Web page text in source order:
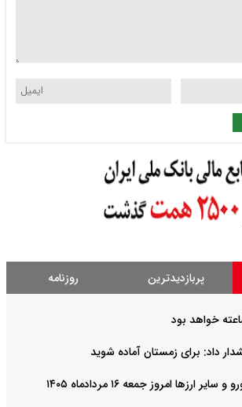
پربازدیدترین روزنامه
داد: برای زمستان آماده شوید
امروز جمعه ۱۶ مردادماه ۱۴۰۵